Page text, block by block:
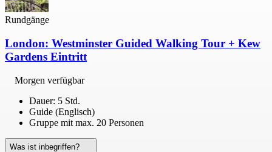
Rundgänge
London: Westminster Guided Walking Tour + Kew
Gardens Eintritt
Morgen verfügbar
Dauer: 5 Std.
Guide (Englisch)
Gruppe mit max. 20 Personen
Was ist inbegriffen?